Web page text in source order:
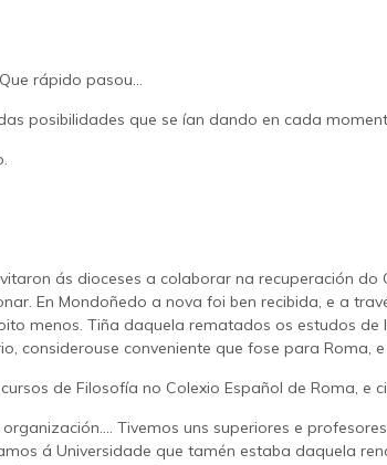
rápido pasou...
posibilidades que se ían dando en cada
ás dioceses a colaborar na recuperación do
En Mondoñedo a nova foi ben recibida, e a
menos. Tiña daquela rematados os estudos de
considerouse conveniente que fose para Roma,
de Filosofía no Colexio Español de Roma, e
Tivemos uns superiores e
á Universidade que tamén estaba daquela